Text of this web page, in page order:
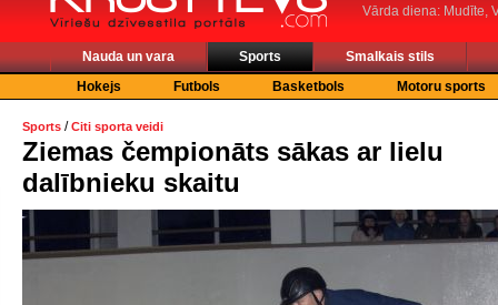
Vārda diena: Mudīte,
Nauda un vara Sports
Smalkais stils
Hokejs
Futbols Basketbols Motoru sports
Sports /Citi sporta veidi
Ziemas čempionāts sākas ar lielu
dalībnieku skaitu